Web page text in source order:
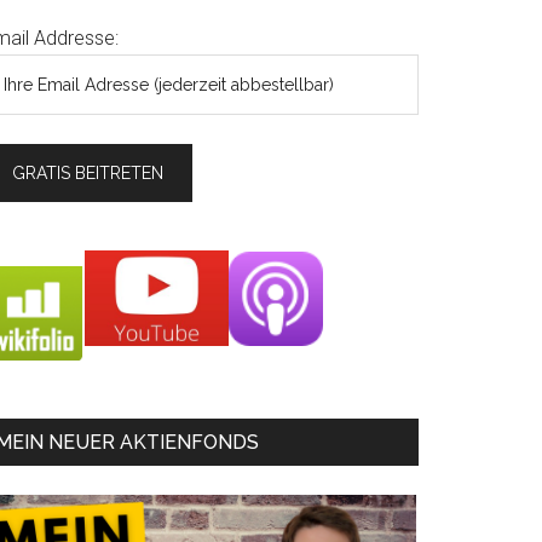
Addresse:
NEUER AKTIENFONDS